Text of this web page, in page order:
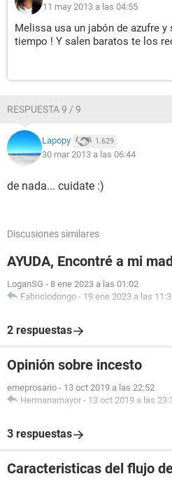
11 may 2013 a las 04:55
Melissa usa un jabón de azufre y
tiempo ! Y salen baratos te los
RESPUESTA 9 / 9
Lapopy 1.629
30 mar 2013 a las 06:44
de nada... cuidate :)
Discusiones similares
AYUDA, Encontré a mi
LoganSG - 8 ene 2023 a las 01:02
Fabriciodongo - 19 ene 2023 a las
2 respuestas
Opinión sobre incesto
emeprosario - 13 oct 2019 a las 22:52
Hermanamayor - 13 oct 2019 a las
3 respuestas
Caracteristicas del flujo